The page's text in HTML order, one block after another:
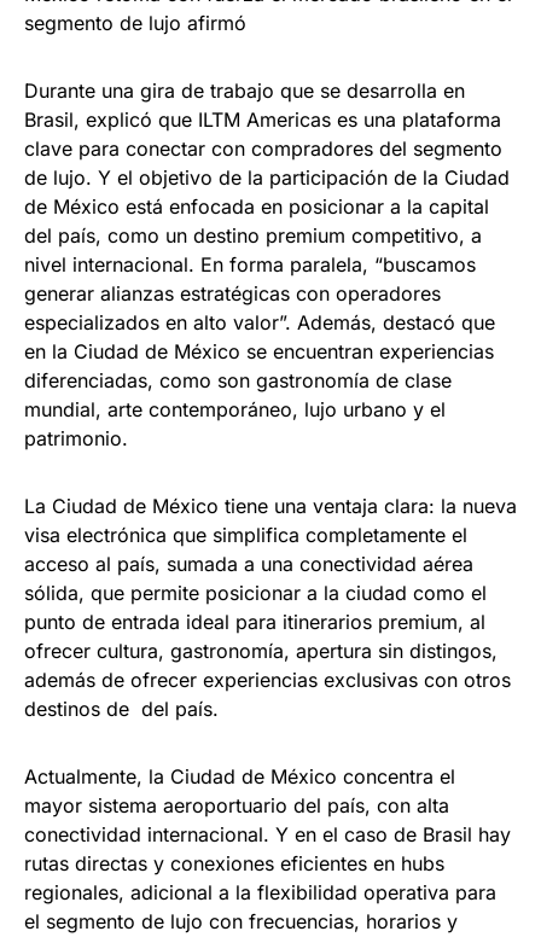
segmento de lujo afirmó
Durante una gira de trabajo que se desarrolla en
Brasil, explicó que ILTM Americas es una plataforma
clave para conectar con compradores del segmento
de lujo. Y el objetivo de la participación de la Ciudad
de México está enfocada en posicionar a la capital
del país, como un destino premium competitivo, a
nivel internacional. En forma paralela, “buscamos
generar alianzas estratégicas con operadores
especializados en alto valor”. Además, destacó que
en la Ciudad de México se encuentran experiencias
diferenciadas, como son gastronomía de clase
mundial, arte contemporáneo, lujo urbano y el
patrimonio.
La Ciudad de México tiene una ventaja clara: la nueva
visa electrónica que simplifica completamente el
acceso al país, sumada a una conectividad aérea
sólida, que permite posicionar a la ciudad como el
punto de entrada ideal para itinerarios premium, al
ofrecer cultura, gastronomía, apertura sin distingos,
además de ofrecer experiencias exclusivas con otros
destinos de del país.
Actualmente, la Ciudad de México concentra el
mayor sistema aeroportuario del país, con alta
conectividad internacional. Y en el caso de Brasil hay
rutas directas y conexiones eficientes en hubs
regionales, adicional a la flexibilidad operativa para
el segmento de lujo con frecuencias, horarios y